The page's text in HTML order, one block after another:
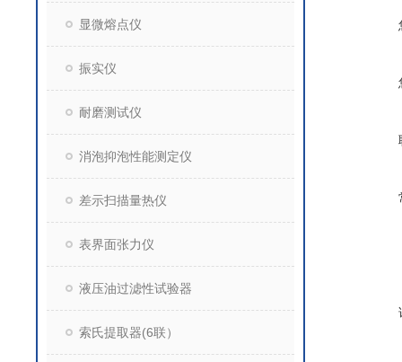
显微熔点仪
振实仪
耐磨测试仪
消泡抑泡性能测定仪
差示扫描量热仪
表界面张力仪
液压油过滤性试验器
索氏提取器(6联）